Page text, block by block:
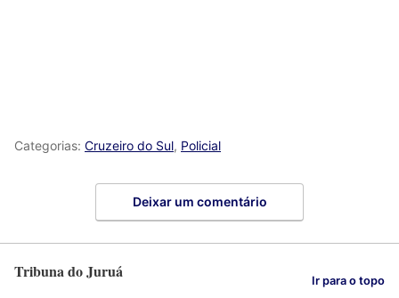
Categorias: Cruzeiro do Sul, Policial
Deixar um comentário
Tribuna do Juruá Ir para o topo